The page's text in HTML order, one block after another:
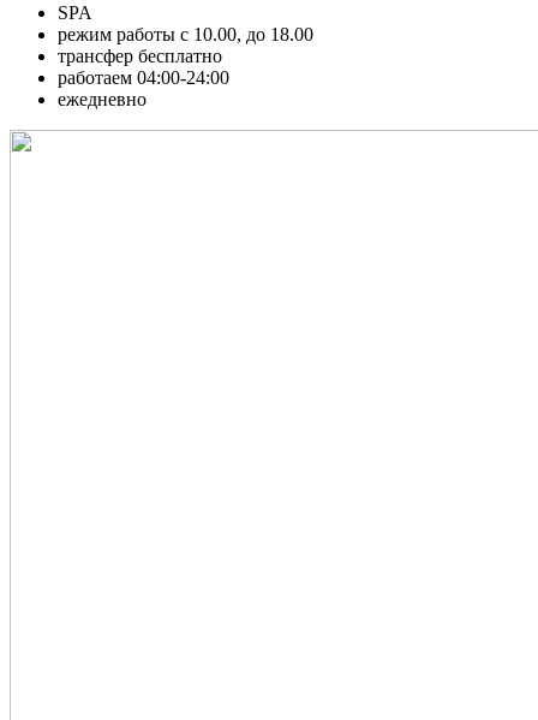
SPA
режим работы с 10.00, до 18.00
трансфер бесплатно
работаем 04:00-24:00
ежедневно